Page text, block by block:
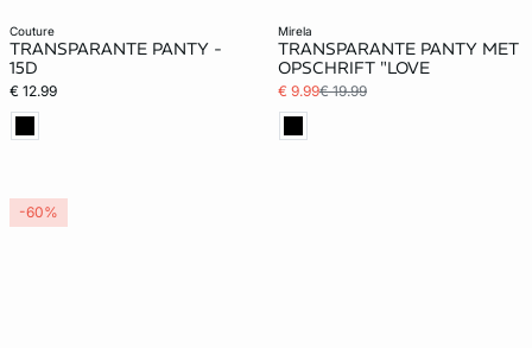
couture
TRANSPARANTE PANTY -
15D
€ 12.99
mirela
TRANSPARANTE PANTY MET
OPSCHRIFT "LOVE
€ 9.99€ 19.99
-60%